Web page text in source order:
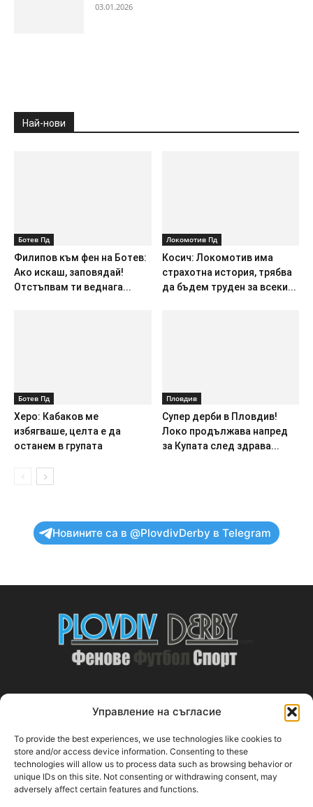
Управление на съгласие
To provide the best experiences, we use technologies like cookies to
store and/or access device information. Consenting to these
technologies will allow us to process data such as browsing behavior or
unique IDs on this site. Not consenting or withdrawing consent, may
adversely affect certain features and functions.
03.01.2026
Най-нови
Ботев Пд
Филипов към фен на Ботев:
Ако искаш, заповядай!
Отстъпвам ти веднага...
Локомотив Пд
Косич: Локомотив има
страхотна история, трябва
да бъдем труден за всеки...
Ботев Пд
Херо: Кабаков ме
избягваше, целта е да
останем в групата
Пловдив
Супер дерби в Пловдив!
Локо продължава напред
за Купата след здрава...
Новините са в @PlovdivDerby в Telegram
ABOUT US
PlovdivDerby.com е първата пловдивска изцяло футболна
медия!
Свържи се с нас:plovdivderby.com@gmail.com